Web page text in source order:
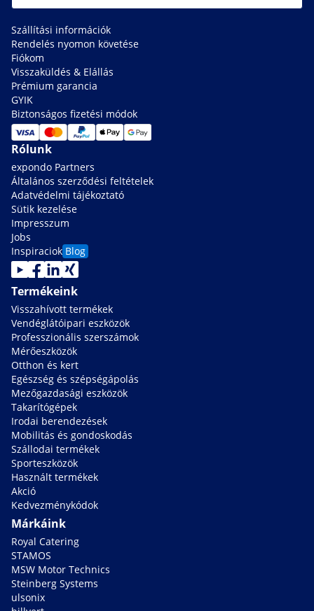
Szállítási információk
Rendelés nyomon követése
Fiókom
Visszaküldés & Elállás
Prémium garancia
GYIK
Biztonságos fizetési módok
Rólunk
expondo Partners
Általános szerződési feltételek
Adatvédelmi tájékoztató
Sütik kezelése
Impresszum
Jobs
Inspiraciok Blog
Termékeink
Visszahívott termékek
Vendéglátóipari eszközök
Professzionális szerszámok
Mérőeszközök
Otthon és kert
Egészség és szépségápolás
Mezőgazdasági eszközök
Takarítógépek
Irodai berendezések
Mobilitás és gondoskodás
Szállodai termékek
Sporteszközök
Használt termékek
Akció
Kedvezménykódok
Márkáink
Royal Catering
STAMOS
MSW Motor Technics
Steinberg Systems
ulsonix